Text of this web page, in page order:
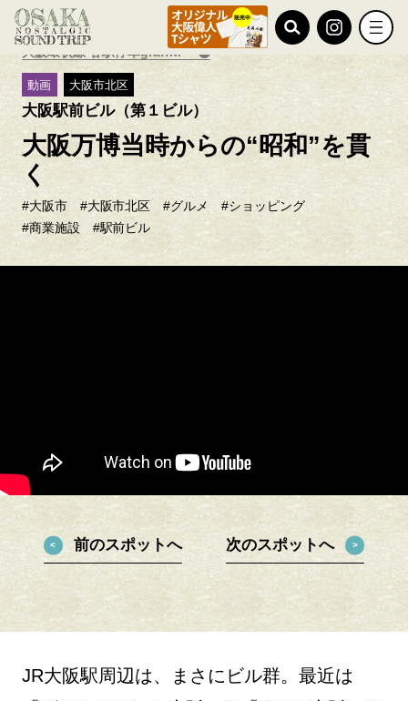
TOP おすすめ特集
大阪環状線 各駅停車graffiti
動画 大阪市北区
大阪駅前ビル（第１ビル）
大阪万博当時からの“昭和”を貫
く
#大阪市 #大阪市北区 #グルメ
#ショッピング
#商業施設
#駅前ビル
前のスポットへ 次のスポットへ
JR大阪駅周辺は、まさにビル群。最近は